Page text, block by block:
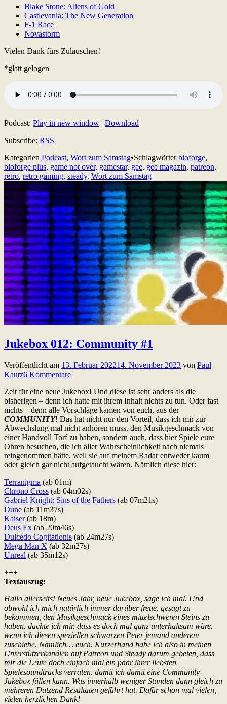
Blake Stone: Aliens of Gold
Castlevania: The New Generation
F-1 Race
Novastorm
Vielen Dank fürs Zulauschen!
*glatt gelogen
Podcast: Play in new window | Download
Subscribe: RSS
Kategorien Podcast, Wort zum Samstag•Schlagwörterbioforge,
bioforge plus, game not over, gamestar, gee, gee magazin, patreon,
retro, retro gaming, steady, Wort zum Samstag
Jukebox 012: Community #1
Veröffentlicht am 13. Februar 202214. November 2023 von Paul
Kautz6 Kommentare
Zeit für eine neue Jukebox! Und diese ist sehr anders als die
bisherigen – denn ich hatte mit ihrem Inhalt nichts zu tun. Oder fast
nichts – denn alle Vorschläge kamen von euch, aus der
COMMUNITY! Das hat nicht nur den Vorteil, dass ich mir zur
Abwechslung mal nicht anhören muss, den Musikgeschmack von
einer Handvoll Torf zu haben, sondern auch, dass hier Spiele eure
Ohren besuchen, die ich aller Wahrscheinlichkeit nach niemals
reingenommen hätte, weil sie auf meinem Radar entweder kaum
oder gleich gar nicht aufgetaucht wären. Nämlich diese hier:
Terranigma (ab 01m)
Chrono Cross (ab 04m02s)
Gabriel Knight: Sins of the Fathers (ab 07m21s)
Dune (ab 11m37s)
Kaiser(ab 18m)
Deus Ex (ab 20m46s)
Dulcedo Cogitationis (ab 24m27s)
Mega Man X (ab 32m27s)
Unreal (ab 35m12s)
+++
Textauszug:
Hallo allerseits! Neues Jahr, neue Jukebox, sage ich mal. Und
obwohl ich mich natürlich immer darüber freue, gesagt zu
bekommen, den Musikgeschmack eines mittelschweren Steins zu
haben, dachte ich mir, dass es doch mal ganz unterhaltsam wäre,
wenn ich diesen speziellen schwarzen Peter jemand anderem
zuschiebe. Nämlich… euch. Kurzerhand habe ich also in meinen
Unterstützerkanälen auf Patreon und Steady darum gebeten, dass
mir die Leute doch einfach mal ein paar ihrer liebsten
Spielesoundtracks verraten, damit ich damit eine Community-
Jukebox füllen kann. Was innerhalb weniger Stunden dann gleich zu
mehreren Dutzend Resultaten geführt hat. Dafür schon mal vielen,
vielen herzlichen Dank!